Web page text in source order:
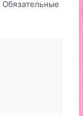
Обязательные